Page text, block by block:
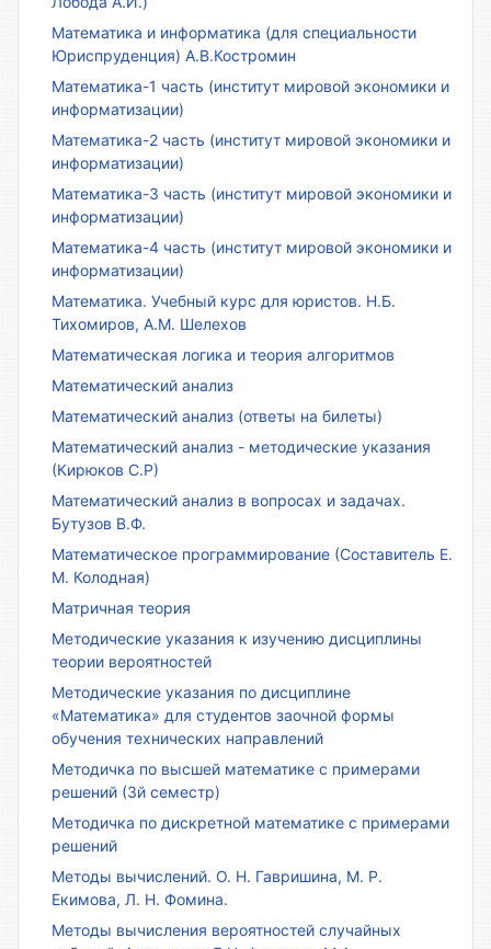
Математика и информатика (для специальности
Юриспруденция) А.В.Костромин
Математика-1 часть (институт мировой экономики и
информатизации)
Математика-2 часть (институт мировой экономики и
информатизации)
Математика-3 часть (институт мировой экономики и
информатизации)
Математика-4 часть (институт мировой экономики и
информатизации)
Математика. Учебный курс для юристов. Н.Б.
Тихомиров, А.М. Шелехов
Математическая логика и теория алгоритмов
Математический анализ
Математический анализ (ответы на билеты)
Математический анализ - методические указания
(Кирюков С.Р)
Математический анализ в вопросах и задачах.
Бутузов В.Ф.
Математическое программирование (Составитель Е.
М. Колодная)
Матричная теория
Методические указания к изучению дисциплины
теории вероятностей
Методические указания по дисциплине
«Математика» для студентов заочной формы
обучения технических направлений
Методичка по высшей математике с примерами
решений (3й семестр)
Методичка по дискретной математике с примерами
решений
Методы вычислений. О. Н. Гавришина, М. Р.
Екимова, Л. Н. Фомина.
Методы вычисления вероятностей случайных